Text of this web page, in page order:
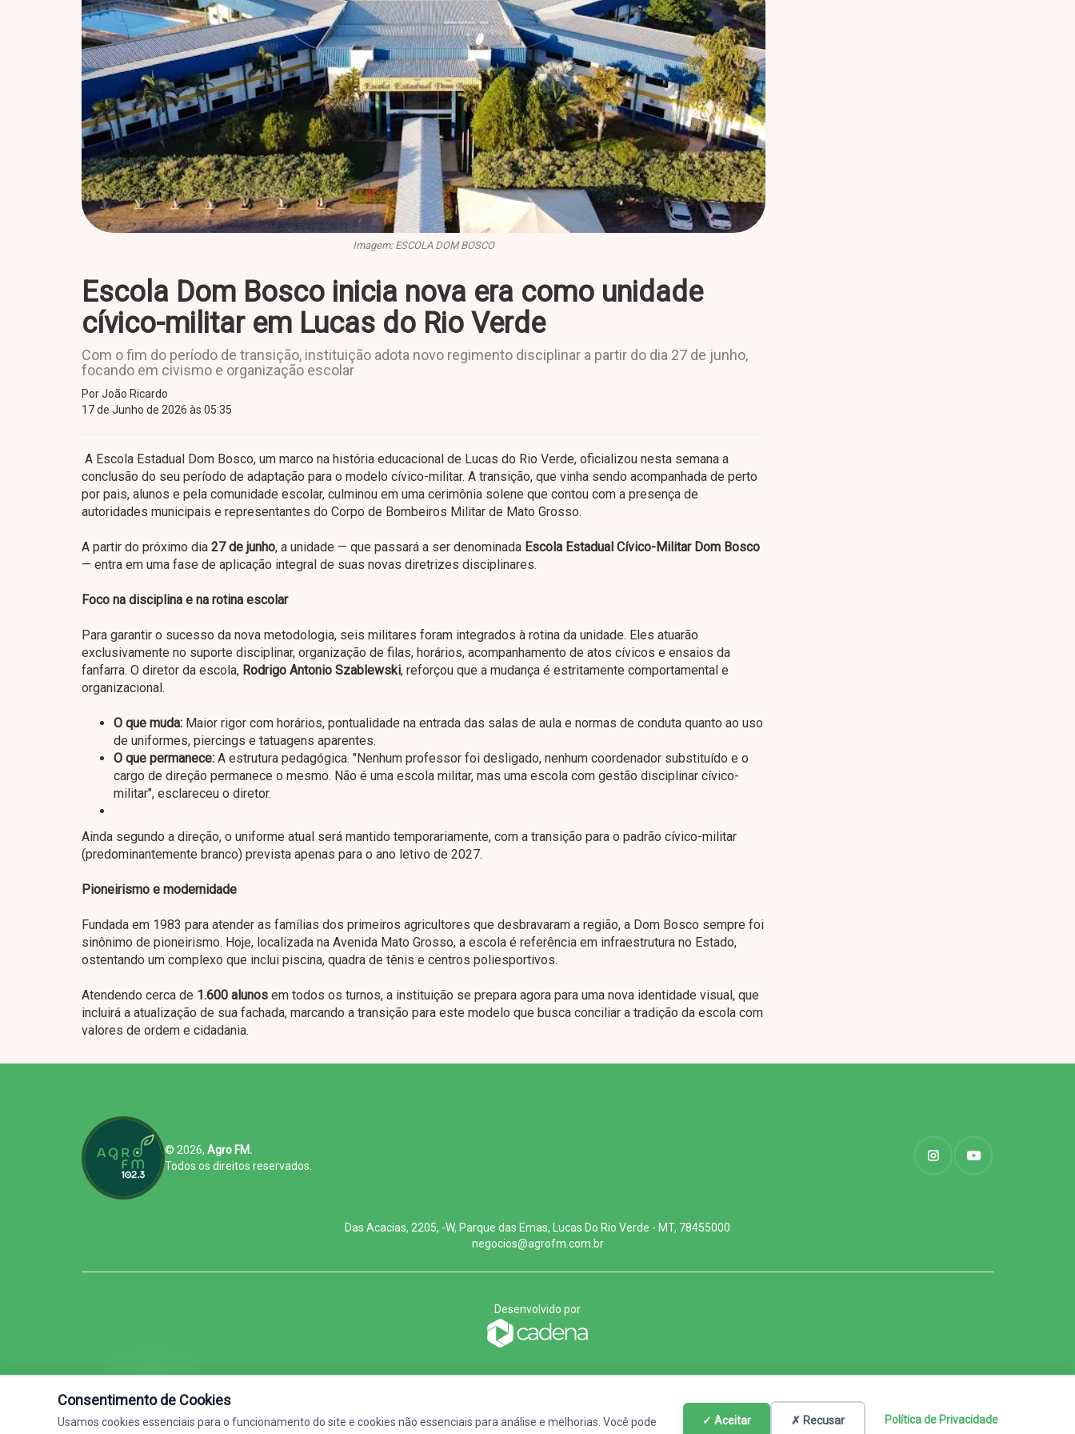
Imagem: ESCOLA DOM BOSCO
Escola Dom Bosco inicia nova era como unidade
cívico-militar em Lucas do Rio Verde
Com o fim do período de transição, instituição adota novo regimento disciplinar a partir do dia 27 de junho,
focando em civismo e organização escolar
Por João Ricardo
17 de Junho de 2026 às 05:35
A Escola Estadual Dom Bosco, um marco na história educacional de Lucas do Rio Verde, oficializou nesta semana a
conclusão do seu período de adaptação para o modelo cívico-militar. A transição, que vinha sendo acompanhada de perto
por pais, alunos e pela comunidade escolar, culminou em uma cerimônia solene que contou com a presença de
autoridades municipais e representantes do Corpo de Bombeiros Militar de Mato Grosso.
A partir do próximo dia 27 de junho, a unidade — que passará a ser denominada Escola Estadual Cívico-Militar Dom Bosco
— entra em uma fase de aplicação integral de suas novas diretrizes disciplinares.
Foco na disciplina e na rotina escolar
Para garantir o sucesso da nova metodologia, seis militares foram integrados à rotina da unidade. Eles atuarão
exclusivamente no suporte disciplinar, organização de filas, horários, acompanhamento de atos cívicos e ensaios da
fanfarra. O diretor da escola, Rodrigo Antonio Szablewski, reforçou que a mudança é estritamente comportamental e
organizacional.
O que muda: Maior rigor com horários, pontualidade na entrada das salas de aula e normas de conduta quanto ao uso
de uniformes, piercings e tatuagens aparentes.
O que permanece: A estrutura pedagógica. "Nenhum professor foi desligado, nenhum coordenador substituído e o
cargo de direção permanece o mesmo. Não é uma escola militar, mas uma escola com gestão disciplinar cívico-
militar", esclareceu o diretor.
Ainda segundo a direção, o uniforme atual será mantido temporariamente, com a transição para o padrão cívico-militar
(predominantemente branco) prevista apenas para o ano letivo de 2027.
Pioneirismo e modernidade
Fundada em 1983 para atender as famílias dos primeiros agricultores que desbravaram a região, a Dom Bosco sempre foi
sinônimo de pioneirismo. Hoje, localizada na Avenida Mato Grosso, a escola é referência em infraestrutura no Estado,
ostentando um complexo que inclui piscina, quadra de tênis e centros poliesportivos.
Atendendo cerca de 1.600 alunos em todos os turnos, a instituição se prepara agora para uma nova identidade visual, que
incluirá a atualização de sua fachada, marcando a transição para este modelo que busca conciliar a tradição da escola com
valores de ordem e cidadania.
© 2026, Agro FM.
Todos os direitos reservados.
Das Acacias, 2205, -W, Parque das Emas, Lucas Do Rio Verde - MT, 78455000
negocios@agrofm.com.br
Desenvolvido por
Agro FM - Feita Pra Quem Faz
Consentimento de Cookies
Usamos cookies essenciais para o funcionamento do site e cookies não essenciais para análise e melhorias. Você pode
✓ Aceitar ✗ Recusar Política de Privacidade